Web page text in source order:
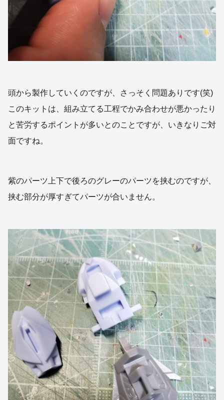
頭から製作していくのですが、さっそく問題ありです(笑)
このキットは、組み立てる工程でかみ合わせが悪かったり
と苦労するポイントが多いとのことですが、いきなりご対
面ですね。
紫のパーツ上下で後ろのグレーのパーツを挟むのですが、
挟む部分が厚すぎてパーツが合いません。